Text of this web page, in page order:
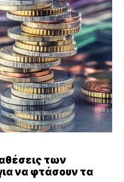
των
να φτάσουν τα